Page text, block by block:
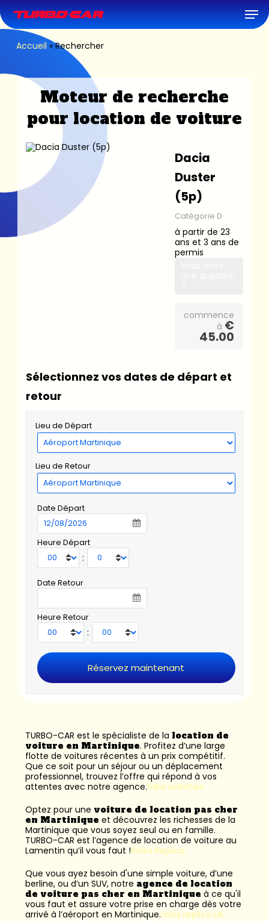
to
main
content
Accueil »Rechercher
Moteur de recherche
pour location de voiture
Dacia
Duster
(5p)
Catégorie D
à partir de 23
ans et 3 ans de
permis
commence
à €
45.00
Sélectionnez vos dates de départ et
retour
Lieu de Départ
Lieu de Retour
Date Départ
Heure Départ
:
Date Retour
Heure Retour
:
TURBO-CAR est le spécialiste de la location de
voiture en Martinique. Profitez d’une large
flotte de voitures récentes à un prix compétitif.
Que ce soit pour un séjour ou un déplacement
professionnel, trouvez l’offre qui répond à vos
attentes avec notre agence.fake watches
Optez pour une voiture de location pas cher
en Martinique et découvrez les richesses de la
Martinique que vous soyez seul ou en famille.
TURBO-CAR est l’agence de location de voiture au
Lamentin qu’il vous faut !Rolex Replica
Que vous ayez besoin d'une simple voiture, d’une
berline, ou d’un SUV, notre agence de location
de voiture pas cher en Martinique à ce qu'il
vous faut et assure votre prise en charge dès votre
arrivé à l’aéroport en Martinique.rolex replica uk